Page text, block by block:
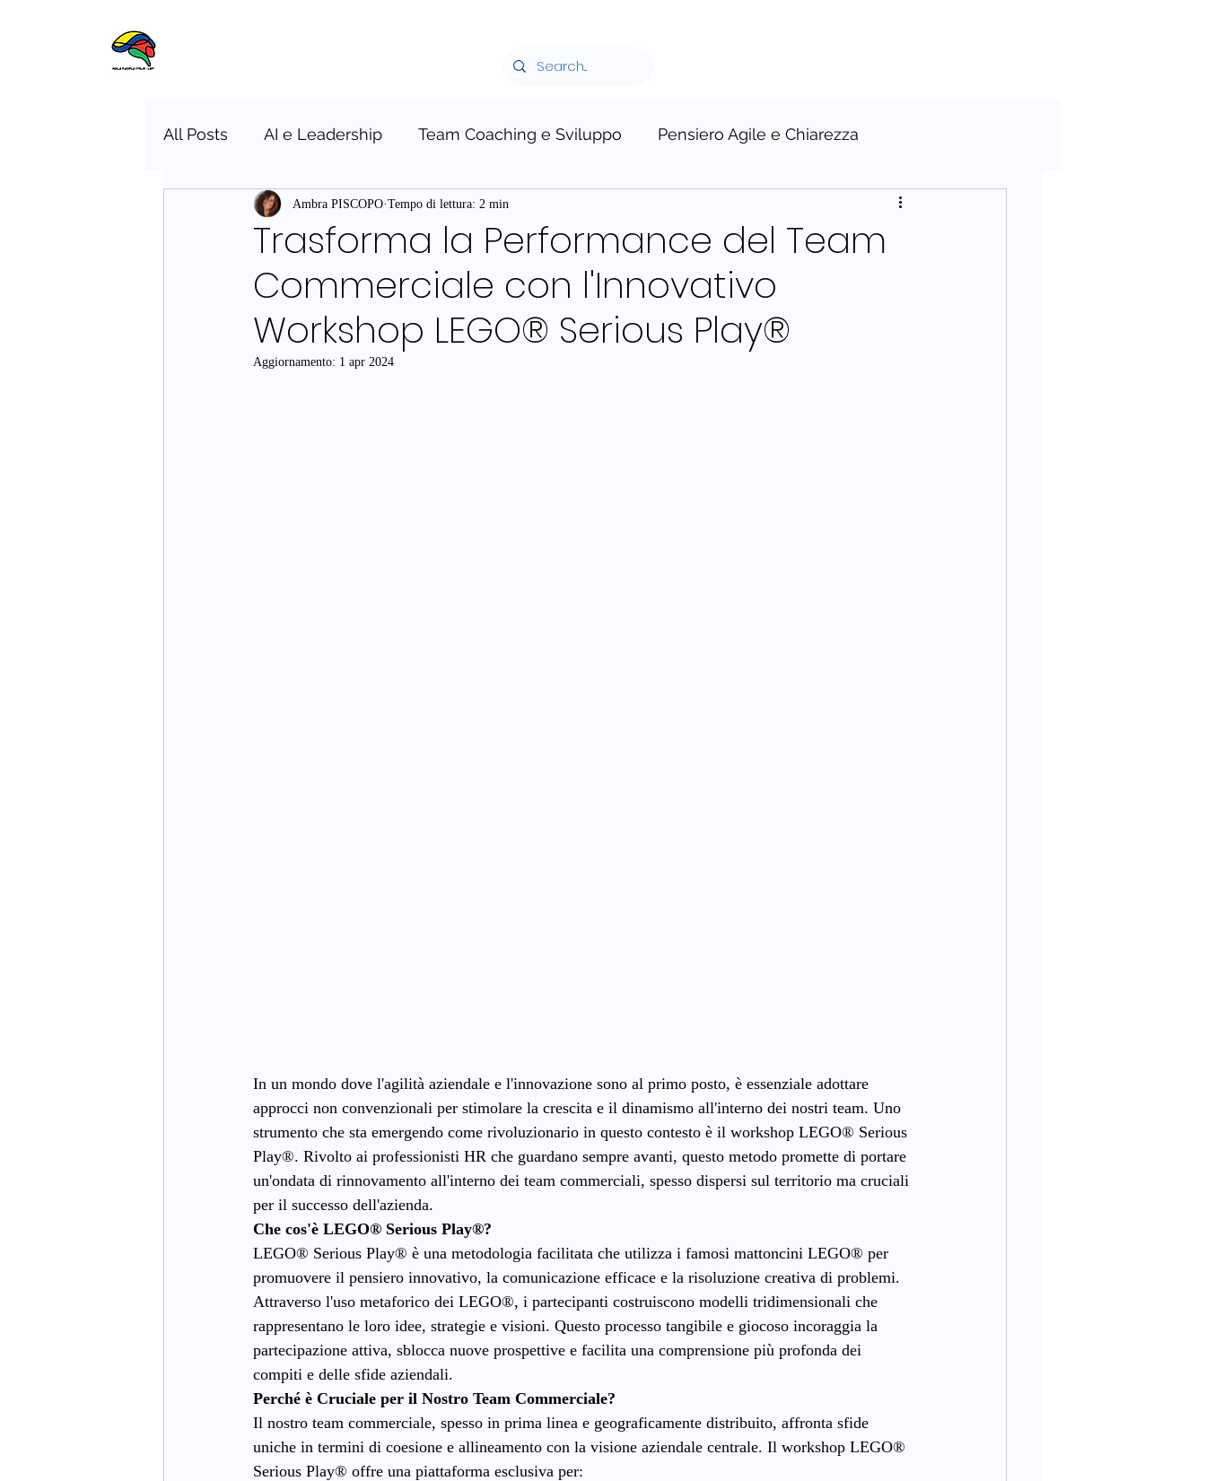
All Posts AI e Leadership Team Coaching e Sviluppo Pensiero Agile e Chiarezza
Cultura Organizzativa LEGO® SERIOUS PLAY®
Trasforma la Performance del Team
Commerciale con l'Innovativo
Workshop LEGO® Serious Play®
Ambra PISCOPO Tempo di lettura: 2 min
Aggiornamento: 1 apr 2024
In un mondo dove l'agilità aziendale e l'innovazione sono al primo posto, è essenziale adottare
approcci non convenzionali per stimolare la crescita e il dinamismo all'interno dei nostri team. Uno
strumento che sta emergendo come rivoluzionario in questo contesto è il workshop LEGO® Serious
Play®. Rivolto ai professionisti HR che guardano sempre avanti, questo metodo promette di portare
un'ondata di rinnovamento all'interno dei team commerciali, spesso dispersi sul territorio ma cruciali
per il successo dell'azienda.
Che cos'è LEGO® Serious Play®?
LEGO® Serious Play® è una metodologia facilitata che utilizza i famosi mattoncini LEGO® per
promuovere il pensiero innovativo, la comunicazione efficace e la risoluzione creativa di problemi.
Attraverso l'uso metaforico dei LEGO®, i partecipanti costruiscono modelli tridimensionali che
rappresentano le loro idee, strategie e visioni. Questo processo tangibile e giocoso incoraggia la
partecipazione attiva, sblocca nuove prospettive e facilita una comprensione più profonda dei
compiti e delle sfide aziendali.
Perché è Cruciale per il Nostro Team Commerciale?
Il nostro team commerciale, spesso in prima linea e geograficamente distribuito, affronta sfide
uniche in termini di coesione e allineamento con la visione aziendale centrale. Il workshop LEGO®
Serious Play® offre una piattaforma esclusiva per: